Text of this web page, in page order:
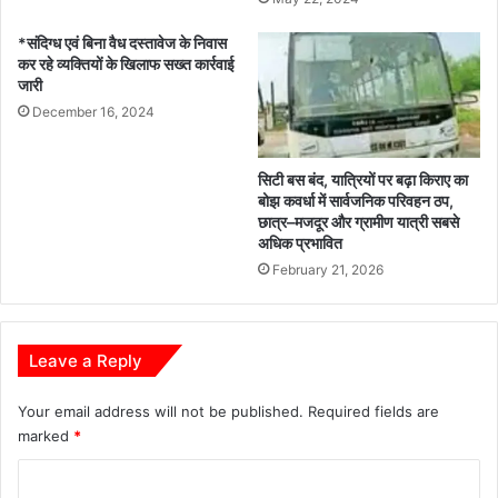
*संदिग्ध एवं बिना वैध दस्तावेज के निवास
कर रहे व्यक्तियों के खिलाफ सख्त कार्रवाई
जारी
December 16, 2024
सिटी बस बंद, यात्रियों पर बढ़ा किराए का
बोझ कवर्धा में सार्वजनिक परिवहन ठप,
छात्र–मजदूर और ग्रामीण यात्री सबसे
अधिक प्रभावित
February 21, 2026
Leave a Reply
Your email address will not be published. Required fields are
marked *